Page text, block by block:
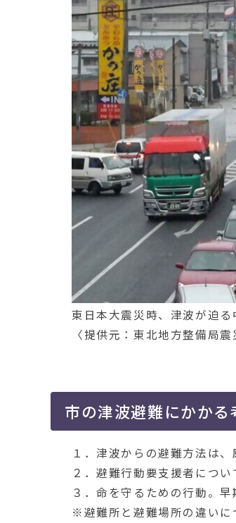
東日本大震災時、津波が迫
〈提供元：東北地方整備局震
市の津波避難にかかる
１．津波からの避難方法は
２．避難行動要支援者につ
３．命を守るための行動。
※避難所と避難場所の違いに